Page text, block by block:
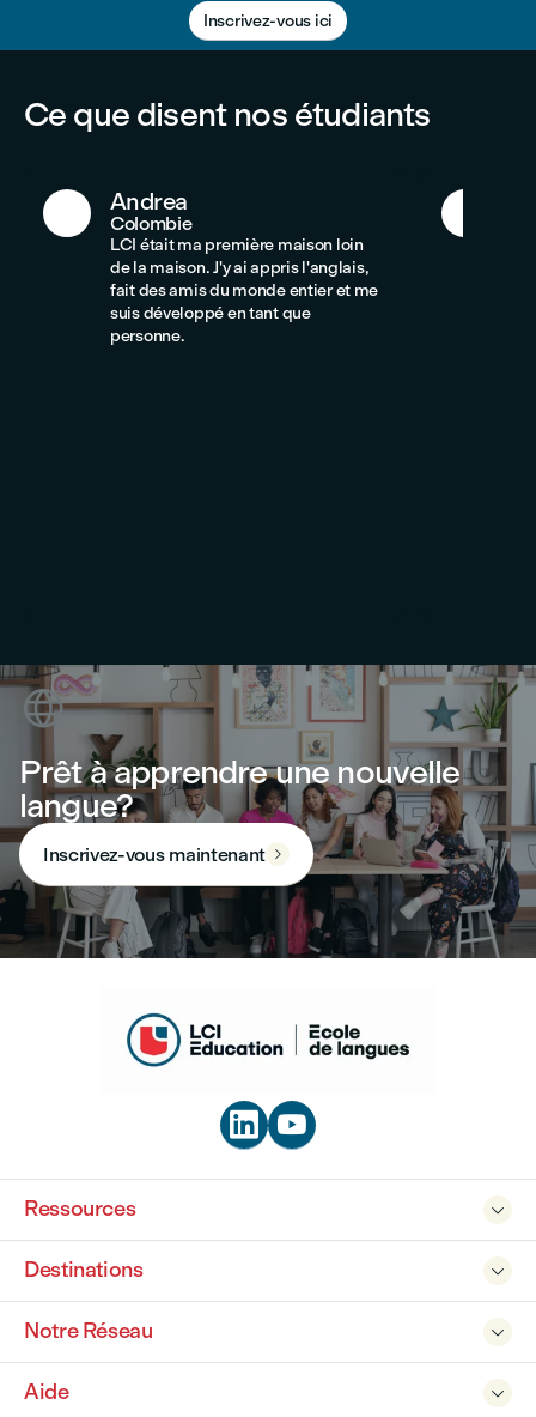
Inscrivez-vous ici
Ce que disent nos étudiants
Andrea
Colombie
LCI était ma première maison loin
de la maison. J'y ai appris l'anglais,
fait des amis du monde entier et me
suis développé en tant que
personne.

Prêt à apprendre une nouvelle
langue?
Inscrivez-vous maintenant 
 

Ressources

Destinations

Notre Réseau

Aide